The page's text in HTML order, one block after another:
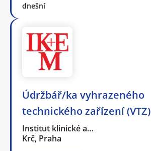
dnešní
Údržbář/ka vyhrazeného
technického zařízení (VTZ)
Institut klinické a…
Krč, Praha